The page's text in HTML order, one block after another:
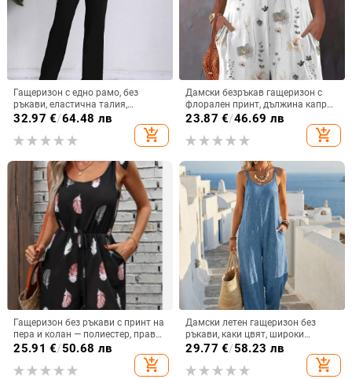
Гащеризон с едно рамо, без
ръкави, еластична талия,
полиестер, принт, прави крачоли
32.97 €/64.48 лв
add_shopping_cart
Дамски безръкав гащеризон с
флорален принт, дължина капри,
права кройка, полиестер
23.87 €/46.69 лв
add_shopping_cart
Гащеризон без ръкави с принт на
пера и колан — полиестер, права
кройка, свободна талия, средна
25.91 €/50.68 лв
add_shopping_cart
Дамски летен гащеризон без
ръкави, каки цвят, широки
крачоли, ежедневен стил
29.77 €/58.23 лв
add_shopping_cart